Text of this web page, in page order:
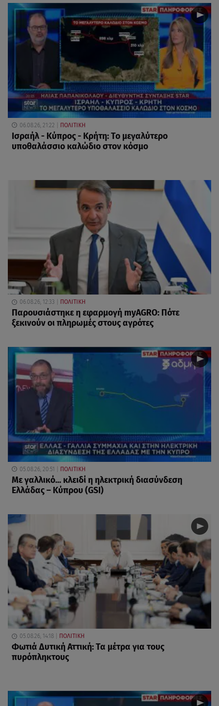
06.08.26, 21:22 ΠΟΛΙΤΙΚΗ
Ισραήλ - Κύπρος - Κρήτη: Το μεγαλύτερο
υποθαλάσσιο καλώδιο στον κόσμο
06.08.26, 12:33 ΠΟΛΙΤΙΚΗ
Παρουσιάστηκε η εφαρμογή myAGRO: Πότε
ξεκινούν οι πληρωμές στους αγρότες
05.08.26, 20:51 ΠΟΛΙΤΙΚΗ
Με γαλλικό... κλειδί η ηλεκτρική διασύνδεση
Ελλάδας – Κύπρου (GSI)
05.08.26, 14:18 ΠΟΛΙΤΙΚΗ
Φωτιά Δυτική Αττική: Τα μέτρα για τους
πυρόπληκτους